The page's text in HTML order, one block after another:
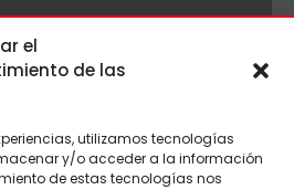
el
de las
utilizamos tecnologías
y/o acceder a la información
de estas tecnologías nos